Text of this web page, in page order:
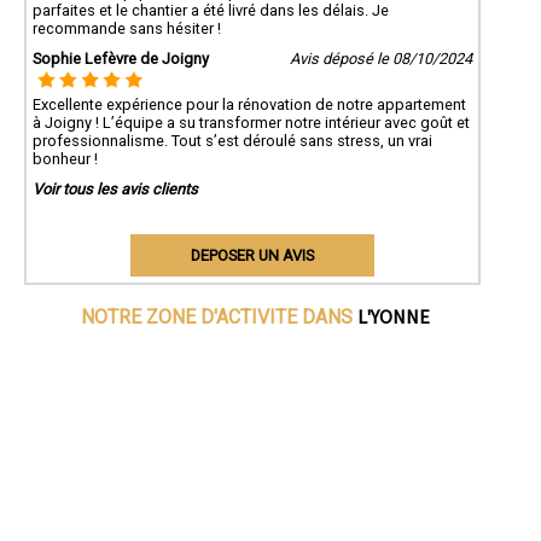
parfaites et le chantier a été livré dans les délais. Je
recommande sans hésiter !
Sophie Lefèvre de Joigny
Avis déposé le 08/10/2024
Excellente expérience pour la rénovation de notre appartement
à Joigny ! L’équipe a su transformer notre intérieur avec goût et
professionnalisme. Tout s’est déroulé sans stress, un vrai
bonheur !
Voir tous les avis clients
DEPOSER UN AVIS
NOTRE ZONE D'ACTIVITE DANS L'YONNE